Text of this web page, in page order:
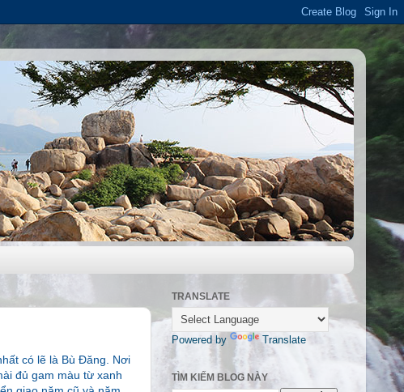
có lẽ là Bù Đăng. Nơi
đủ gam màu từ xanh
TRANSLATE
Powered by Translate
TÌM KIẾM BLOG NÀY